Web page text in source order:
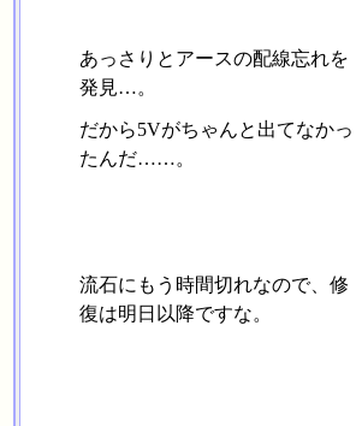
あっさりとアースの配線忘れを
発見…。
だから5Vがちゃんと出てなかっ
たんだ……。
流石にもう時間切れなので、修
復は明日以降ですな。